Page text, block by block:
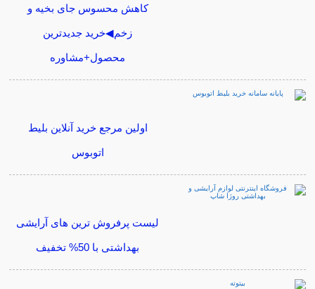
کاهش محسوس جای بخیه و
زخم◀خرید جدیدترین
محصول+مشاوره
اولین مرجع خرید آنلاین بلیط
اتوبوس
لیست پرفروش ترین های آرایشی
بهداشتی با 50% تخفیف